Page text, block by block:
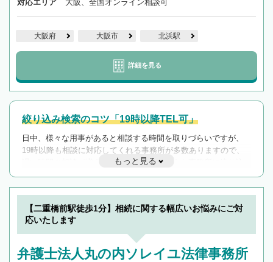
対応エリア 大阪、全国オンライン相談可
大阪府 大阪市 北浜駅
詳細を見る
絞り込み検索のコツ「19時以降TEL可」
日中、様々な用事があると相談する時間を取りづらいですが、
19時以降も相談に対応してくれる事務所が多数ありますので、
遅い時間の相談が増えそうな場合はそのような事務所に絞り込
んで検索してみましょう。
19時以降TEL可の条件
を加えて再検索
もっと見る
【二重橋前駅徒歩1分】相続に関する幅広いお悩みにご対
応いたします
弁護士法人丸の内ソレイユ法律事務所